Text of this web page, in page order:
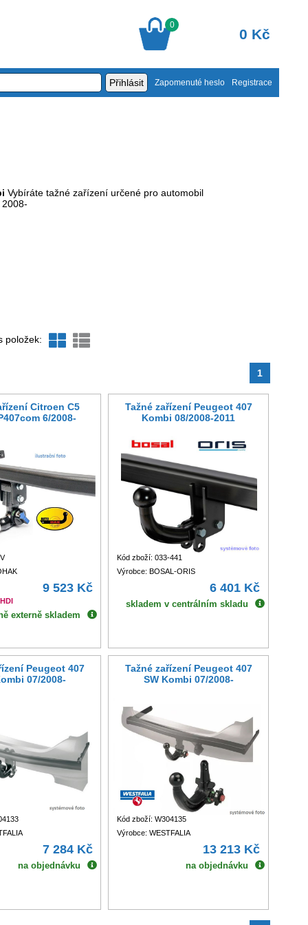
0
0 Kč
Zapomenuté heslo Registrace
Vybíráte tažné zařízení určené pro automobil
položek:
1
Citroen C5
6/2008-
9 523 Kč
externě skladem
Tažné zařízení Peugeot 407
Kombi 08/2008-2011
Kód zboží: 033-441
Výrobce: BOSAL-ORIS
6 401 Kč
skladem v centrálním skladu
Peugeot 407
07/2008-
7 284 Kč
na objednávku
Tažné zařízení Peugeot 407
SW Kombi 07/2008-
Kód zboží: W304135
Výrobce: WESTFALIA
13 213 Kč
na objednávku